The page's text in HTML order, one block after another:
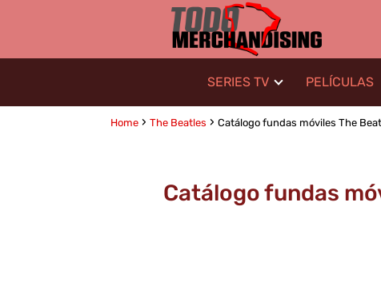
SERIES TV PELÍCULAS
Home The Beatles Catálogo fundas móviles The
Catálogo fundas